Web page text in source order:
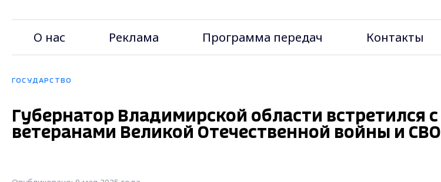
О нас Реклама Программа передач Контакты
ГОСУДАРСТВО
Губернатор Владимирской области встретился с
ветеранами Великой Отечественной войны и СВО